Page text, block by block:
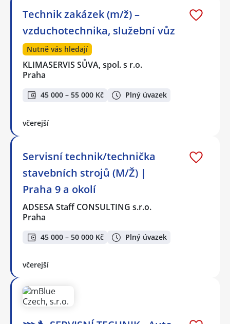
Technik zakázek (m/ž) –
vzduchotechnika, služební vůz
Nutně vás hledají
KLIMASERVIS SŮVA, spol. s r.o.
Praha
45 000 – 55 000 Kč Plný úvazek
včerejší
Servisní technik/technička
stavebních strojů (M/Ž) |
Praha 9 a okolí
ADSESA Staff CONSULTING s.r.o.
Praha
45 000 – 50 000 Kč Plný úvazek
včerejší